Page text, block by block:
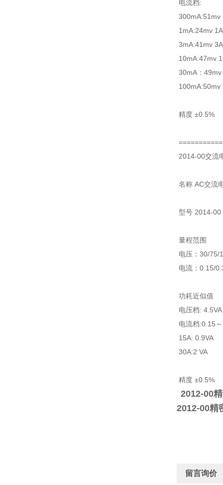
电流档:
300mA:51mv
1mA:24mv
3mA:41mv
10mA:47mv
30mA：
100mA:50mv
精度 ±0.5%
2014-00交流
名称 AC交流
型号 2014-00
量程范围
电压：30/75/
电流：0.15/
功耗近似值
电压档: 4.5VA
电流档:0.15
15A: 0.9VA
30A:2 VA
精度 ±0.5%
2012-00
2012-00精
留言询价